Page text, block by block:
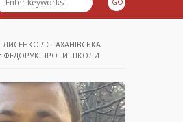
ЛИСЕНКО / СТАХАНІВСЬКА
ФЕДОРУК ПРОТИ ШКОЛИ